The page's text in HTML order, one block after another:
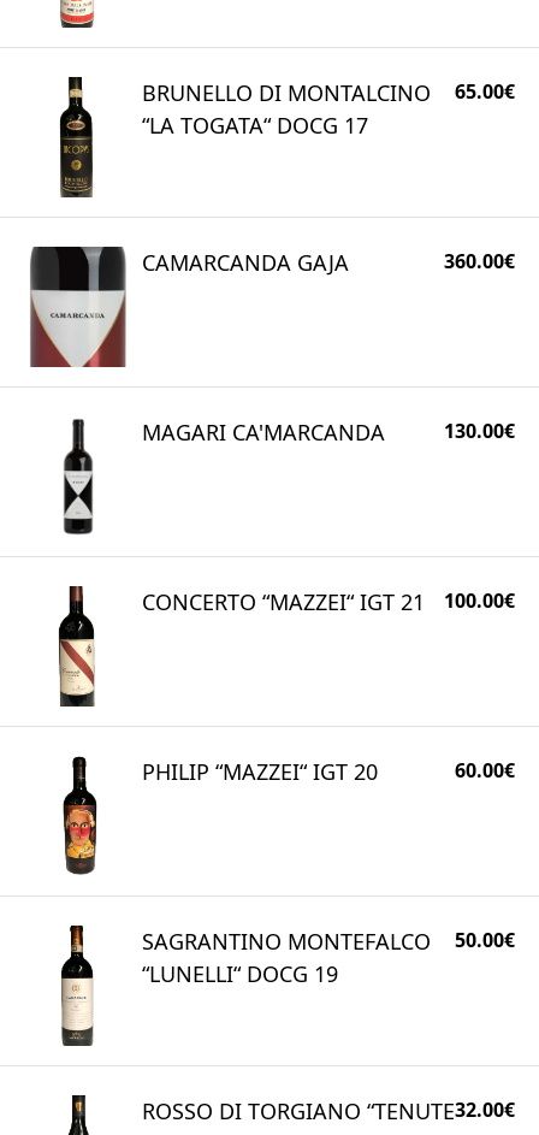
BRUNELLO DI MONTALCINO
“LA TOGATA“ DOCG 17
65.00€
CAMARCANDA GAJA 360.00€
MAGARI CA'MARCANDA 130.00€
CONCERTO “MAZZEI“ IGT 21 100.00€
PHILIP “MAZZEI“ IGT 20 60.00€
SAGRANTINO MONTEFALCO
“LUNELLI“ DOCG 19
50.00€
ROSSO DI TORGIANO “TENUTE32.00€